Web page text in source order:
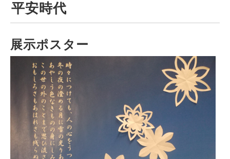
平安時代
展示ポスター